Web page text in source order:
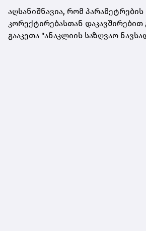
აღსანიშნავია, რომ პარამეტრების
კორექტირებასთან დაკავშირებით
გააკეთა "ანაკლიის საზღვაო